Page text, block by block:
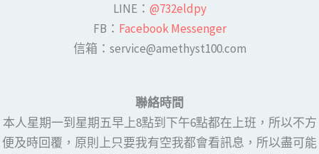
LINE​： @732eldpy
FB：​ Facebook Messenger
​​信箱：service@amethyst100.com
聯絡時間
本人星期一到星期五早上8點到下午6點都在上班，所以不方
便及時回覆，原則上只要我有空我都會看訊息，所以盡可能